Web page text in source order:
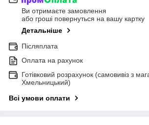
Ви отримаєте замовлення
або гроші повернуться на вашу картку
Детальніше
Післяплата
Оплата на рахунок
Готівковий розрахунок (самовивіз з
Хмельницький)
Всі умови оплати